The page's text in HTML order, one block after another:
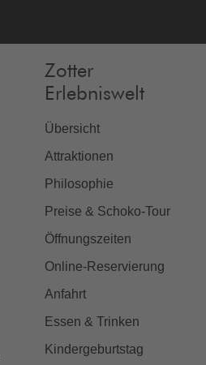
Zotter
Erlebniswelt
Übersicht
Attraktionen
Philosophie
Preise & Schoko-Tour
Öffnungszeiten
Online-Reservierung
Anfahrt
Essen & Trinken
Kindergeburtstag